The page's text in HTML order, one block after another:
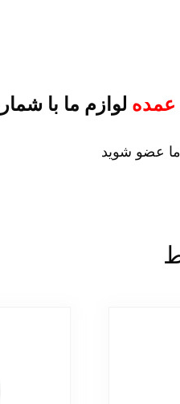
عمده لوازم ما با
عضو شوید